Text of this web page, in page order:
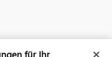
für Ihr